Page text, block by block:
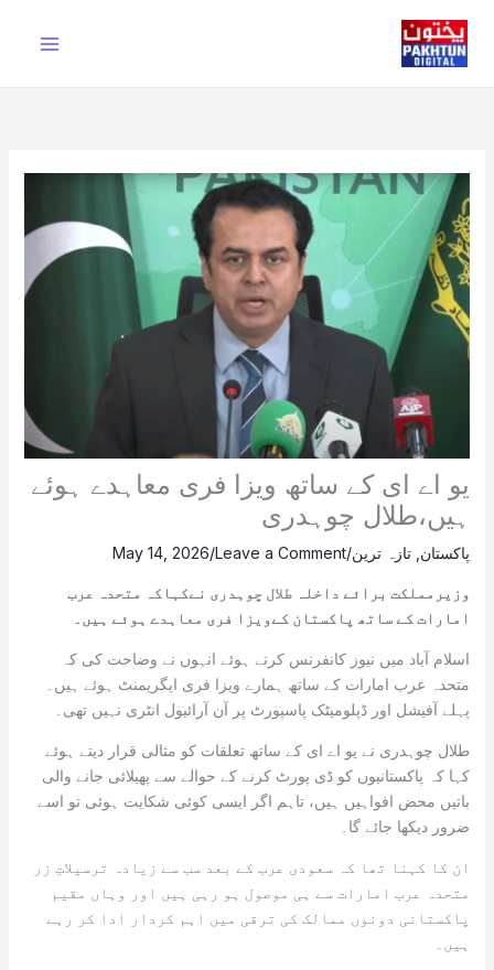
content
یو اے ای کے ساتھ ویزا فری معاہدے ہوئے
ہیں،طلال چوہدری
پاکستان تازہ ترین/
Leave a Comment
/
May 14, 2026
وزیرمملکت برائے داخلہ طلال چوہدری نےکہاکہ متحدہ عرب
امارات کے ساتھ پاکستان کےویزا فری معاہدے ہوئے ہیں۔
اسلام آباد میں نیوز کانفرنس کرتے ہوئے انہوں نے وضاحت کی کہ
متحدہ عرب امارات کے ساتھ ہمارے ویزا فری ایگریمنٹ ہوئے ہیں۔
پہلے آفیشل اور ڈپلومیٹک پاسپورٹ پر آن آرائیول انٹری نہیں تھی۔
طلال چوہدری نے یو اے ای کے ساتھ تعلقات کو مثالی قرار دیتے ہوئے
کہا کہ پاکستانیوں کو ڈی پورٹ کرنے کے حوالے سے پھیلائی جانے والی
باتیں محض افواہیں ہیں، تاہم اگر ایسی کوئی شکایت ہوئی تو اسے
ضرور دیکھا جائے گا۔
ان کا کہنا تھا کہ سعودی عرب کے بعد سب سے زیادہ ترسیلاتِ زر
متحدہ عرب امارات سے ہی موصول ہو رہی ہیں اور وہاں مقیم
پاکستانی دونوں ممالک کی ترقی میں اہم کردار ادا کر رہے
ہیں۔